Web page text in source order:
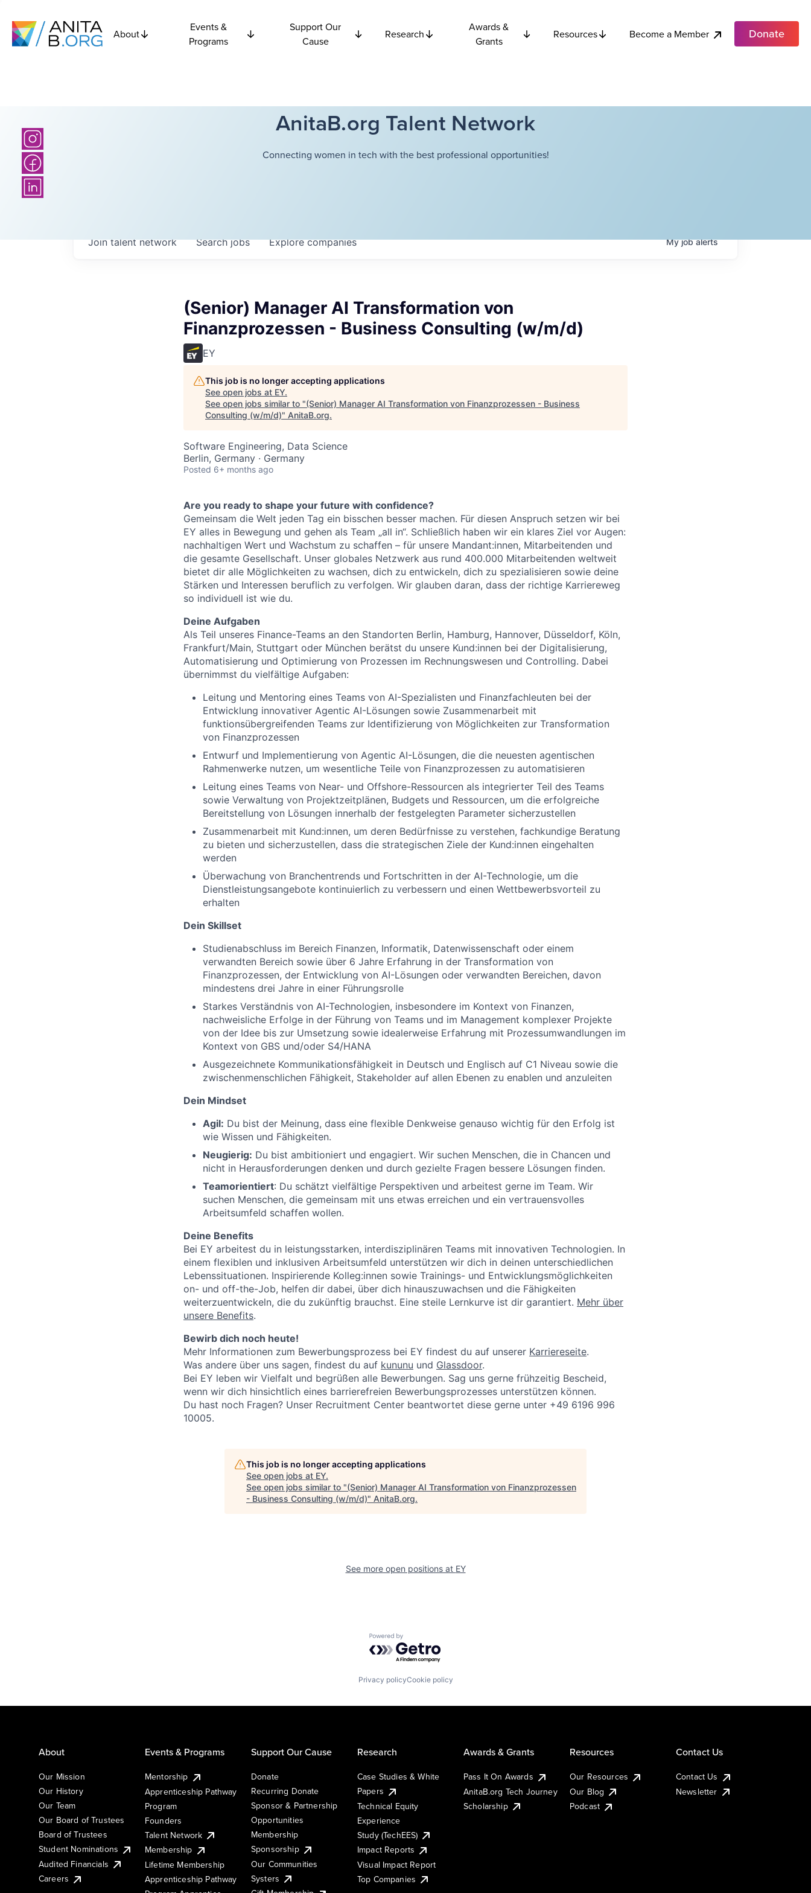
About
Events &
Programs
Support Our
Cause
Research
Awards &
Grants
Resources Become a Member Donate
AnitaB.org Talent Network
Connecting women in tech with the best professional opportunities!
Searchjobs Explorecompanies
Join talent network Myjobalerts
(Senior) Manager AI Transformation von
Finanzprozessen - Business Consulting (w/m/d)
EY
This job is no longer accepting applications
See open jobs at EY.
See open jobs similar to "(Senior) Manager AI Transformation von Finanzprozessen - Business
Consulting (w/m/d)" AnitaB.org.
Software Engineering, Data Science
Berlin, Germany · Germany
Posted 6+ months ago
Are you ready to shape your future with confidence?
Gemeinsam die Welt jeden Tag ein bisschen besser machen. Für diesen Anspruch setzen wir bei
EY alles in Bewegung und gehen als Team „all in“. Schließlich haben wir ein klares Ziel vor Augen:
nachhaltigen Wert und Wachstum zu schaffen – für unsere Mandant:innen, Mitarbeitenden und
die gesamte Gesellschaft. Unser globales Netzwerk aus rund 400.000 Mitarbeitenden weltweit
bietet dir alle Möglichkeiten zu wachsen, dich zu entwickeln, dich zu spezialisieren sowie deine
Stärken und Interessen beruflich zu verfolgen. Wir glauben daran, dass der richtige Karriereweg
so individuell ist wie du.
Deine Aufgaben
Als Teil unseres Finance-Teams an den Standorten Berlin, Hamburg, Hannover, Düsseldorf, Köln,
Frankfurt/Main, Stuttgart oder München berätst du unsere Kund:innen bei der Digitalisierung,
Automatisierung und Optimierung von Prozessen im Rechnungswesen und Controlling. Dabei
übernimmst du vielfältige Aufgaben:
Leitung und Mentoring eines Teams von AI-Spezialisten und Finanzfachleuten bei der
Entwicklung innovativer Agentic AI-Lösungen sowie Zusammenarbeit mit
funktionsübergreifenden Teams zur Identifizierung von Möglichkeiten zur Transformation
von Finanzprozessen
Entwurf und Implementierung von Agentic AI-Lösungen, die die neuesten agentischen
Rahmenwerke nutzen, um wesentliche Teile von Finanzprozessen zu automatisieren
Leitung eines Teams von Near- und Offshore-Ressourcen als integrierter Teil des Teams
sowie Verwaltung von Projektzeitplänen, Budgets und Ressourcen, um die erfolgreiche
Bereitstellung von Lösungen innerhalb der festgelegten Parameter sicherzustellen
Zusammenarbeit mit Kund:innen, um deren Bedürfnisse zu verstehen, fachkundige Beratung
zu bieten und sicherzustellen, dass die strategischen Ziele der Kund:innen eingehalten
werden
Überwachung von Branchentrends und Fortschritten in der AI-Technologie, um die
Dienstleistungsangebote kontinuierlich zu verbessern und einen Wettbewerbsvorteil zu
erhalten
Dein Skillset
Studienabschluss im Bereich Finanzen, Informatik, Datenwissenschaft oder einem
verwandten Bereich sowie über 6 Jahre Erfahrung in der Transformation von
Finanzprozessen, der Entwicklung von AI-Lösungen oder verwandten Bereichen, davon
mindestens drei Jahre in einer Führungsrolle
Starkes Verständnis von AI-Technologien, insbesondere im Kontext von Finanzen,
nachweisliche Erfolge in der Führung von Teams und im Management komplexer Projekte
von der Idee bis zur Umsetzung sowie idealerweise Erfahrung mit Prozessumwandlungen im
Kontext von GBS und/oder S4/HANA
Ausgezeichnete Kommunikationsfähigkeit in Deutsch und Englisch auf C1 Niveau sowie die
zwischenmenschlichen Fähigkeit, Stakeholder auf allen Ebenen zu enablen und anzuleiten
Dein Mindset
Agil: Du bist der Meinung, dass eine flexible Denkweise genauso wichtig für den Erfolg ist
wie Wissen und Fähigkeiten.
Neugierig: Du bist ambitioniert und engagiert. Wir suchen Menschen, die in Chancen und
nicht in Herausforderungen denken und durch gezielte Fragen bessere Lösungen finden.
Teamorientiert: Du schätzt vielfältige Perspektiven und arbeitest gerne im Team. Wir
suchen Menschen, die gemeinsam mit uns etwas erreichen und ein vertrauensvolles
Arbeitsumfeld schaffen wollen.
Deine Benefits
Bei EY arbeitest du in leistungsstarken, interdisziplinären Teams mit innovativen Technologien. In
einem flexiblen und inklusiven Arbeitsumfeld unterstützen wir dich in deinen unterschiedlichen
Lebenssituationen. Inspirierende Kolleg:innen sowie Trainings- und Entwicklungsmöglichkeiten
on- und off-the-Job, helfen dir dabei, über dich hinauszuwachsen und die Fähigkeiten
weiterzuentwickeln, die du zukünftig brauchst. Eine steile Lernkurve ist dir garantiert. Mehr über
unsere Benefits.
Bewirb dich noch heute!
Mehr Informationen zum Bewerbungsprozess bei EY findest du auf unserer Karriereseite.
Was andere über uns sagen, findest du auf kununu und Glassdoor.
Bei EY leben wir Vielfalt und begrüßen alle Bewerbungen. Sag uns gerne frühzeitig Bescheid,
wenn wir dich hinsichtlich eines barrierefreien Bewerbungsprozesses unterstützen können.
Du hast noch Fragen? Unser Recruitment Center beantwortet diese gerne unter +49 6196 996
10005.
This job is no longer accepting applications
See open jobs at EY.
See open jobs similar to "(Senior) Manager AI Transformation von Finanzprozessen
- Business Consulting (w/m/d)" AnitaB.org.
See more open positions at EY
Powered by Getro.com
Privacy policyCookie policy
About
Our Mission
Our History
Our Team
Our Board of Trustees
Board of Trustees
Student Nominations
Audited Financials
Careers
Events & Programs
Mentorship
Apprenticeship Pathway
Program
Founders
Talent Network
Membership
Lifetime Membership
Apprenticeship Pathway
Support Our Cause
Donate
Recurring Donate
Sponsor & Partnership
Opportunities
Membership
Sponsorship
Our Communities
Systers
Research
Case Studies & White
Papers
Technical Equity
Experience
Study (TechEES)
Impact Reports
Visual Impact Report
Top Companies
Awards & Grants
Pass It On Awards
AnitaB.org Tech Journey
Scholarship
Resources
Our Resources
Our Blog
Podcast
Contact Us
Contact Us
Newsletter